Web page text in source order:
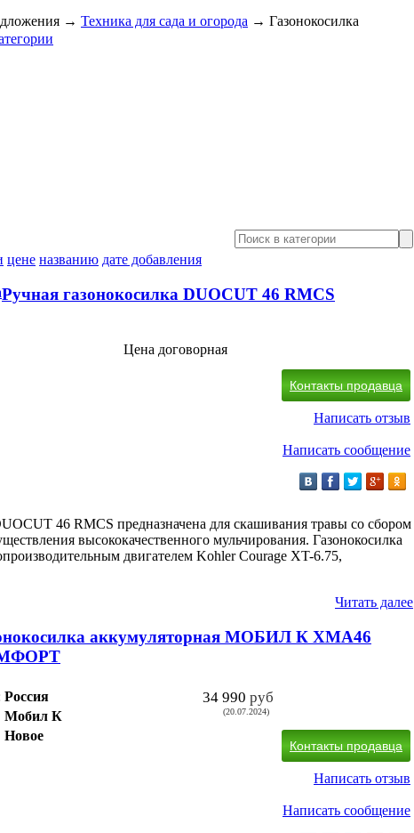
→ Техника для сада и огорода → Газонокосилка
цене названию дате добавления
Ручная газонокосилка DUOCUT 46 RMCS
Цена договорная
Контакты продавца
Написать отзыв
Написать сообщение
46 RMCS предназначена для скашивания травы со сбором
высококачественного мульчирования. Газонокосилка
двигателем Kohler Courage XT-6.75,
Читать далее
аккумуляторная МОБИЛ К XMA46
Россия
Мобил К
Новое
34 990 руб
(20.07.2024)
Контакты продавца
Написать отзыв
Написать сообщение